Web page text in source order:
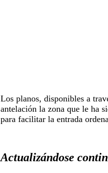
Los planos, disponibles a
antelación la zona que le ha
para facilitar la entrada
Actualizándose